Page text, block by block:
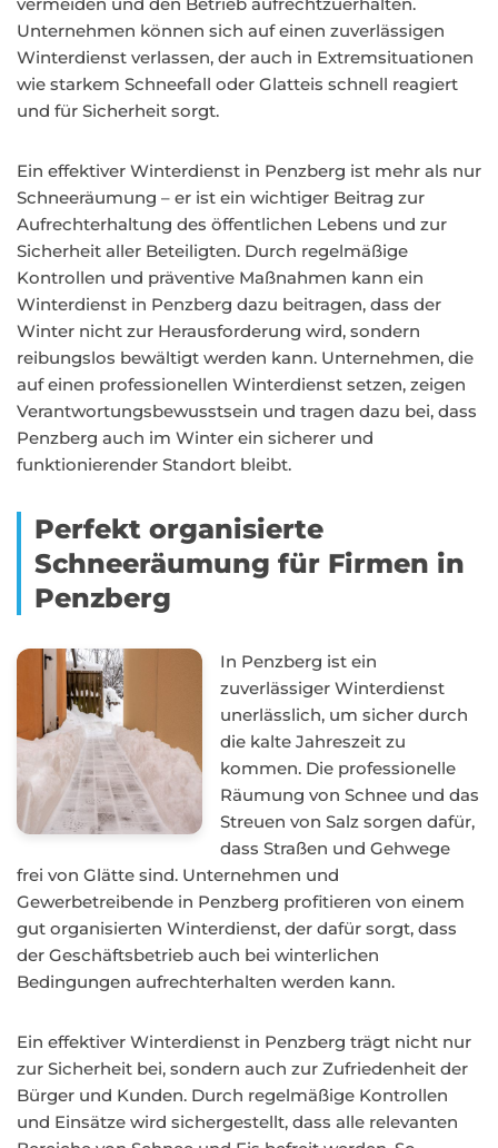
Unternehmen können sich auf einen zuverlässigen
Winterdienst verlassen, der auch in Extremsituationen
wie starkem Schneefall oder Glatteis schnell reagiert
und für Sicherheit sorgt.
Ein effektiver Winterdienst in Penzberg ist mehr als nur
Schneeräumung – er ist ein wichtiger Beitrag zur
Aufrechterhaltung des öffentlichen Lebens und zur
Sicherheit aller Beteiligten. Durch regelmäßige
Kontrollen und präventive Maßnahmen kann ein
Winterdienst in Penzberg dazu beitragen, dass der
Winter nicht zur Herausforderung wird, sondern
reibungslos bewältigt werden kann. Unternehmen, die
auf einen professionellen Winterdienst setzen, zeigen
Verantwortungsbewusstsein und tragen dazu bei, dass
Penzberg auch im Winter ein sicherer und
funktionierender Standort bleibt.
Perfekt organisierte
Schneeräumung für Firmen in
Penzberg
In Penzberg ist ein
zuverlässiger Winterdienst
unerlässlich, um sicher durch
die kalte Jahreszeit zu
kommen. Die professionelle
Räumung von Schnee und das
Streuen von Salz sorgen dafür,
dass Straßen und Gehwege
frei von Glätte sind. Unternehmen und
Gewerbetreibende in Penzberg profitieren von einem
gut organisierten Winterdienst, der dafür sorgt, dass
der Geschäftsbetrieb auch bei winterlichen
Bedingungen aufrechterhalten werden kann.
Ein effektiver Winterdienst in Penzberg trägt nicht nur
zur Sicherheit bei, sondern auch zur Zufriedenheit der
Bürger und Kunden. Durch regelmäßige Kontrollen
und Einsätze wird sichergestellt, dass alle relevanten